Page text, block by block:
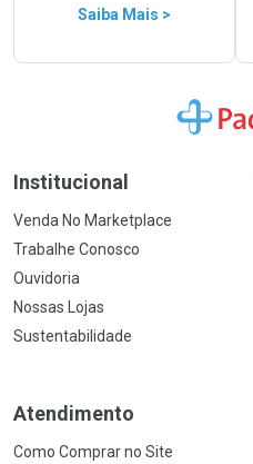
Saiba Mais >
Ir para a
Institucional
Venda No Marketplace
Trabalhe Conosco
Ouvidoria
Nossas Lojas
Sustentabilidade
Atendimento
Como Comprar no Site